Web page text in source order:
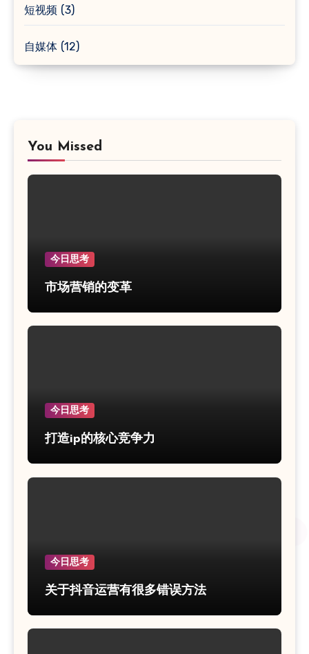
短视频 (3)
自媒体 (12)
You Missed
今日思考
市场营销的变革
今日思考
打造ip的核心竞争力
今日思考
关于抖音运营有很多错误方法